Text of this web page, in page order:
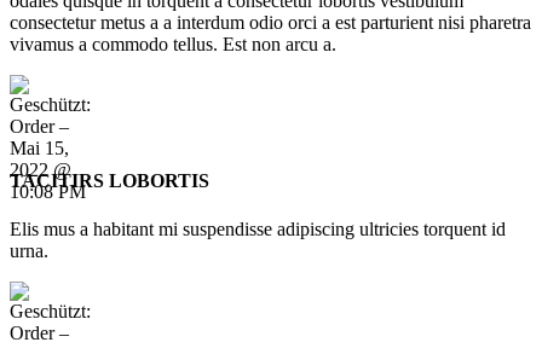
consectetur metus a a interdum odio orci a est parturient nisi pharetra
vivamus a commodo tellus. Est non arcu a.
TACITIRS LOBORTIS
Elis mus a habitant mi suspendisse adipiscing ultricies torquent id
urna.